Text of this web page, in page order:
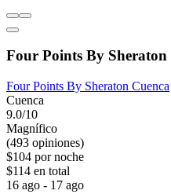
Four Points By Sheraton
Four Points By Sheraton Cuenca
Cuenca
9.0/10
Magnífico
(493 opiniones)
$104 por noche
$114 en total
16 ago - 17 ago